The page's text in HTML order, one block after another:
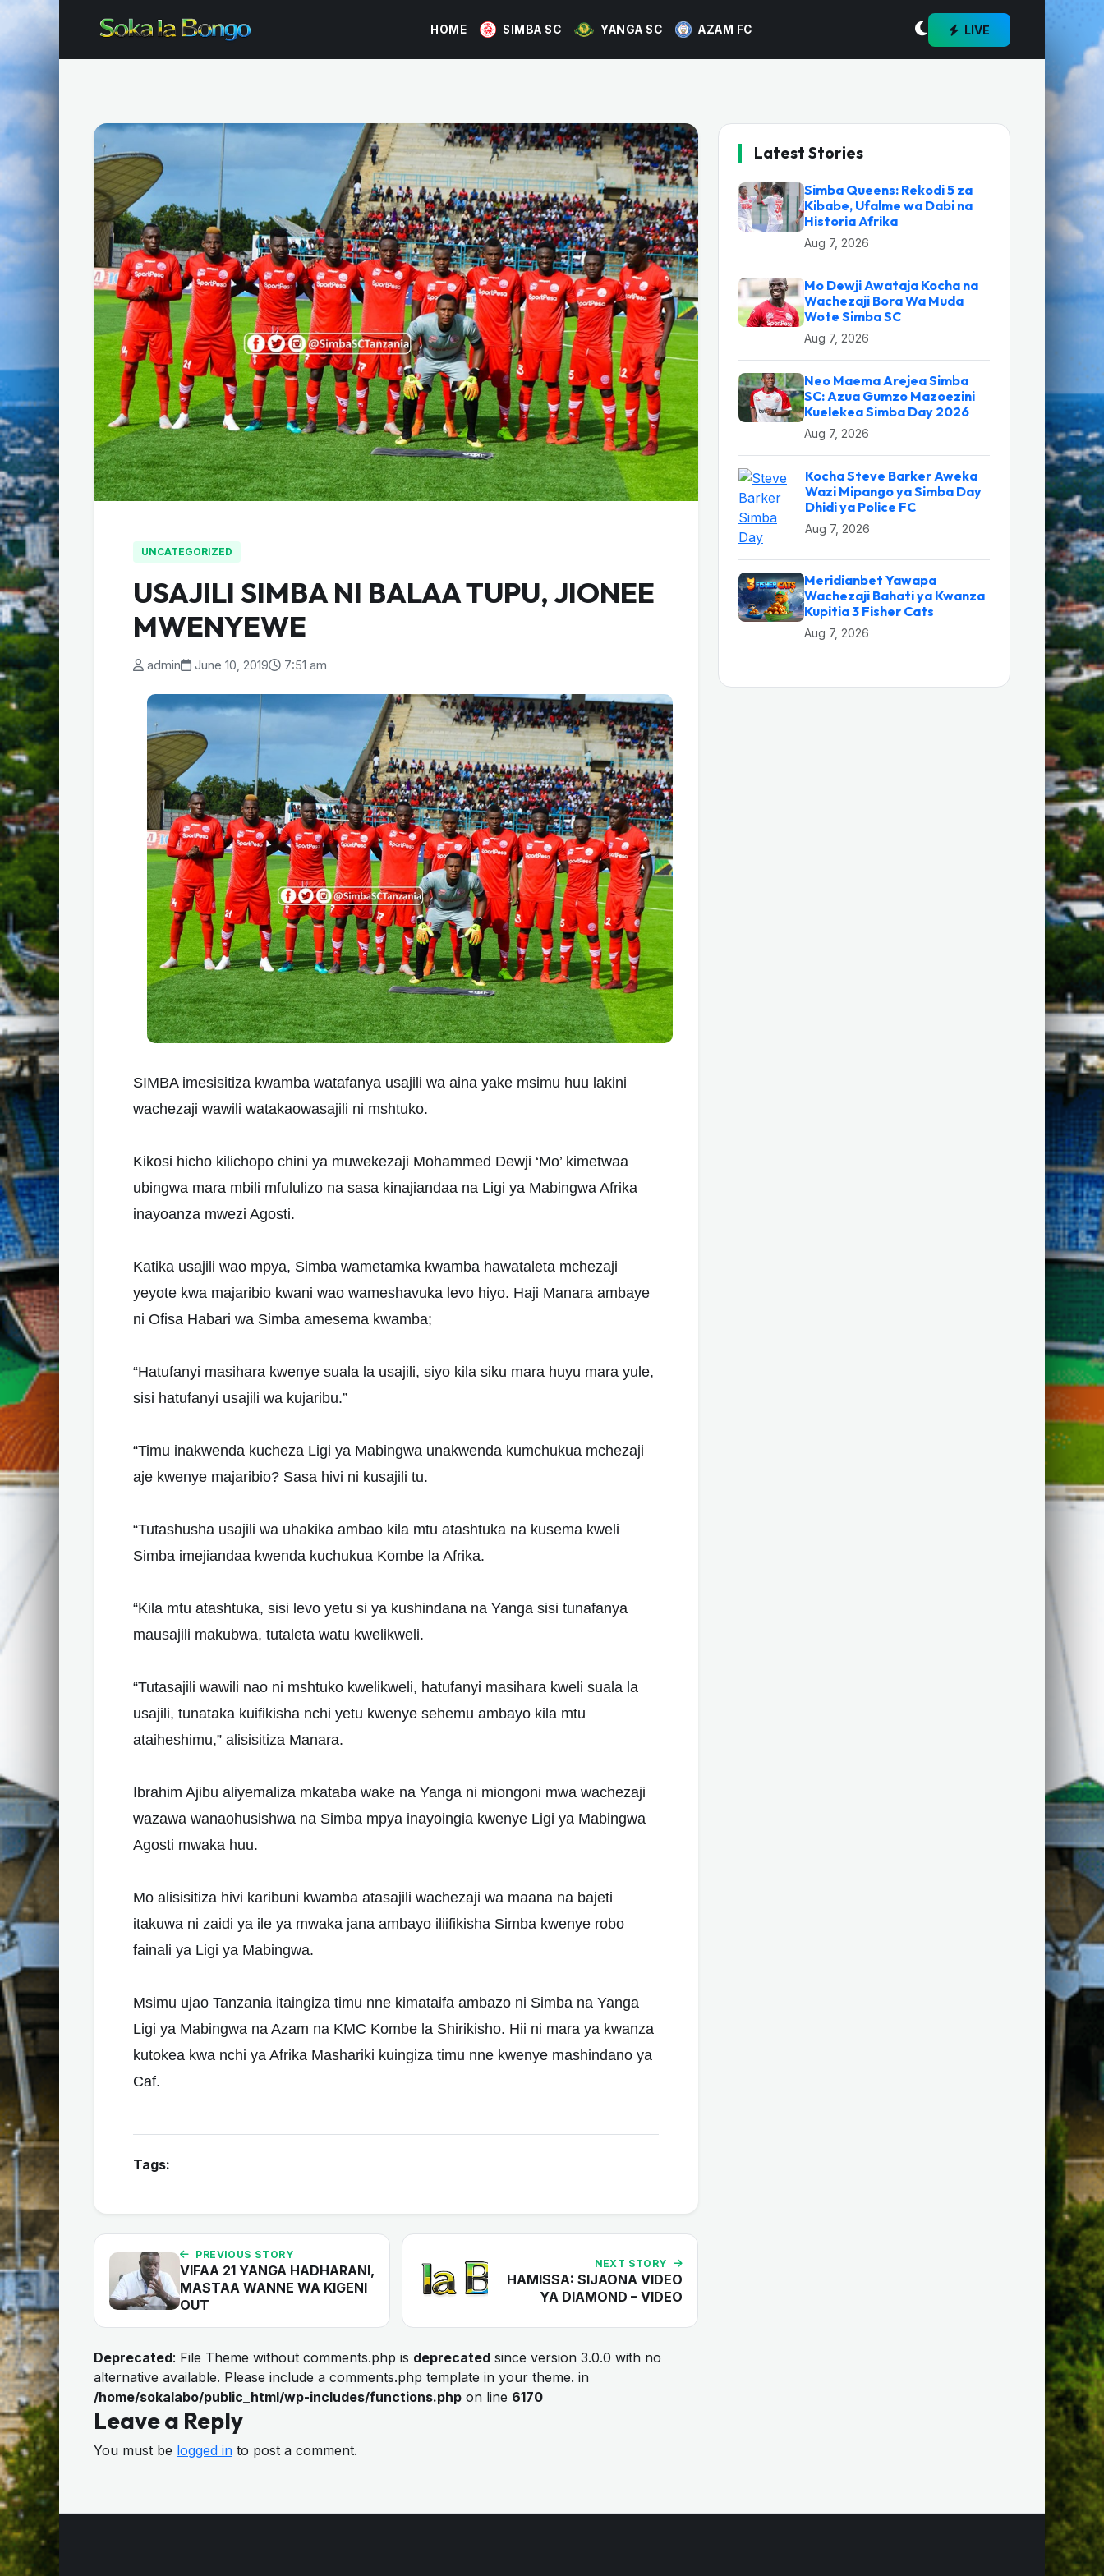
HOME SIMBA SC YANGA SC AZAM FC LIVE
UNCATEGORIZED
USAJILI SIMBA NI BALAA TUPU, JIONEE
MWENYEWE
admin June 10, 2019 7:51 am
SIMBA imesisitiza kwamba watafanya usajili wa aina yake msimu huu lakini
wachezaji wawili watakaowasajili ni mshtuko.
Kikosi hicho kilichopo chini ya muwekezaji Mohammed Dewji ‘Mo’ kimetwaa
ubingwa mara mbili mfululizo na sasa kinajiandaa na Ligi ya Mabingwa Afrika
inayoanza mwezi Agosti.
Katika usajili wao mpya, Simba wametamka kwamba hawataleta mchezaji
yeyote kwa majaribio kwani wao wameshavuka levo hiyo. Haji Manara ambaye
ni Ofisa Habari wa Simba amesema kwamba;
“Hatufanyi masihara kwenye suala la usajili, siyo kila siku mara huyu mara yule,
sisi hatufanyi usajili wa kujaribu.”
“Timu inakwenda kucheza Ligi ya Mabingwa unakwenda kumchukua mchezaji
aje kwenye majaribio? Sasa hivi ni kusajili tu.
“Tutashusha usajili wa uhakika ambao kila mtu atashtuka na kusema kweli
Simba imejiandaa kwenda kuchukua Kombe la Afrika.
“Kila mtu atashtuka, sisi levo yetu si ya kushindana na Yanga sisi tunafanya
mausajili makubwa, tutaleta watu kwelikweli.
“Tutasajili wawili nao ni mshtuko kwelikweli, hatufanyi masihara kweli suala la
usajili, tunataka kuifikisha nchi yetu kwenye sehemu ambayo kila mtu
ataiheshimu,” alisisitiza Manara.
Ibrahim Ajibu aliyemaliza mkataba wake na Yanga ni miongoni mwa wachezaji
wazawa wanaohusishwa na Simba mpya inayoingia kwenye Ligi ya Mabingwa
Agosti mwaka huu.
Mo alisisitiza hivi karibuni kwamba atasajili wachezaji wa maana na bajeti
itakuwa ni zaidi ya ile ya mwaka jana ambayo iliifikisha Simba kwenye robo
fainali ya Ligi ya Mabingwa.
Msimu ujao Tanzania itaingiza timu nne kimataifa ambazo ni Simba na Yanga
Ligi ya Mabingwa na Azam na KMC Kombe la Shirikisho. Hii ni mara ya kwanza
kutokea kwa nchi ya Afrika Mashariki kuingiza timu nne kwenye mashindano ya
Caf.
Tags:
PREVIOUS STORY
VIFAA 21 YANGA HADHARANI,
MASTAA WANNE WA KIGENI
OUT
NEXT STORY
HAMISSA: SIJAONA VIDEO
YA DIAMOND – VIDEO
Deprecated: File Theme without comments.php is deprecated since version 3.0.0 with no
alternative available. Please include a comments.php template in your theme. in
/home/sokalabo/public_html/wp-includes/functions.php on line 6170
Leave a Reply
You must be logged in to post a comment.
Latest Stories
Simba Queens: Rekodi 5 za
Kibabe, Ufalme wa Dabi na
Historia Afrika
Aug 7, 2026
Mo Dewji Awataja Kocha na
Wachezaji Bora Wa Muda
Wote Simba SC
Aug 7, 2026
Neo Maema Arejea Simba
SC: Azua Gumzo Mazoezini
Kuelekea Simba Day 2026
Aug 7, 2026
Kocha Steve Barker Aweka
Wazi Mipango ya Simba Day
Dhidi ya Police FC
Aug 7, 2026
Meridianbet Yawapa
Wachezaji Bahati ya Kwanza
Kupitia 3 Fisher Cats
Aug 7, 2026